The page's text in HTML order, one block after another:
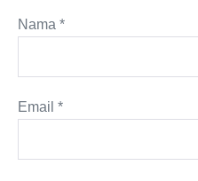
Nama *
Email *